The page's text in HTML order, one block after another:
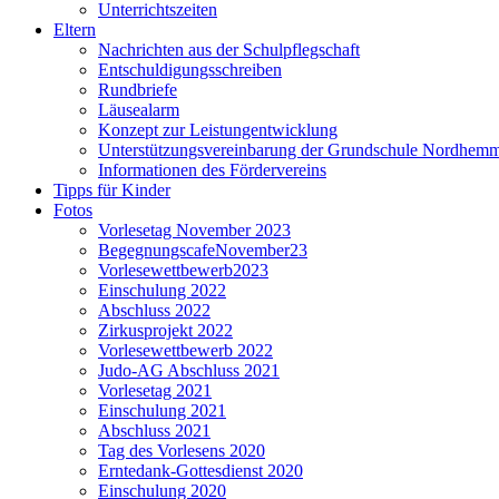
Unterrichtszeiten
Eltern
Nachrichten aus der Schulpflegschaft
Entschuldigungsschreiben
Rundbriefe
Läusealarm
Konzept zur Leistungentwicklung
Unterstützungsvereinbarung der Grundschule
Informationen des Fördervereins
Tipps für Kinder
Fotos
Vorlesetag November 2023
BegegnungscafeNovember23
Vorlesewettbewerb2023
Einschulung 2022
Abschluss 2022
Zirkusprojekt 2022
Vorlesewettbewerb 2022
Judo-AG Abschluss 2021
Vorlesetag 2021
Einschulung 2021
Abschluss 2021
Tag des Vorlesens 2020
Erntedank-Gottesdienst 2020
Einschulung 2020